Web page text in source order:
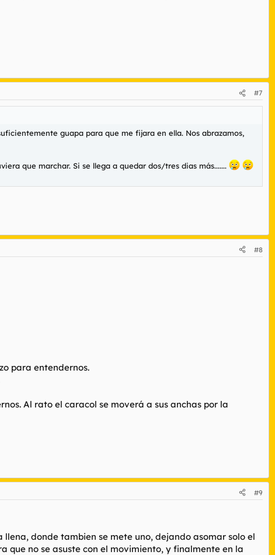
#7
guapa para que me fijara en ella. Nos abrazamos,
que marchar. Si se llega a quedar dos/tres dias más.......
#8
para entendernos.
Al rato el caracol se moverá a sus anchas por la
#9
donde tambien se mete uno, dejando asomar solo el
que no se asuste con el movimiento, y finalmente en la